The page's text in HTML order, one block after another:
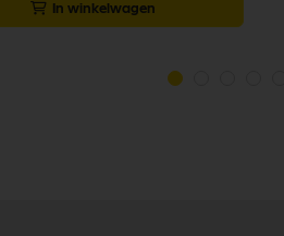
In winkelwagen